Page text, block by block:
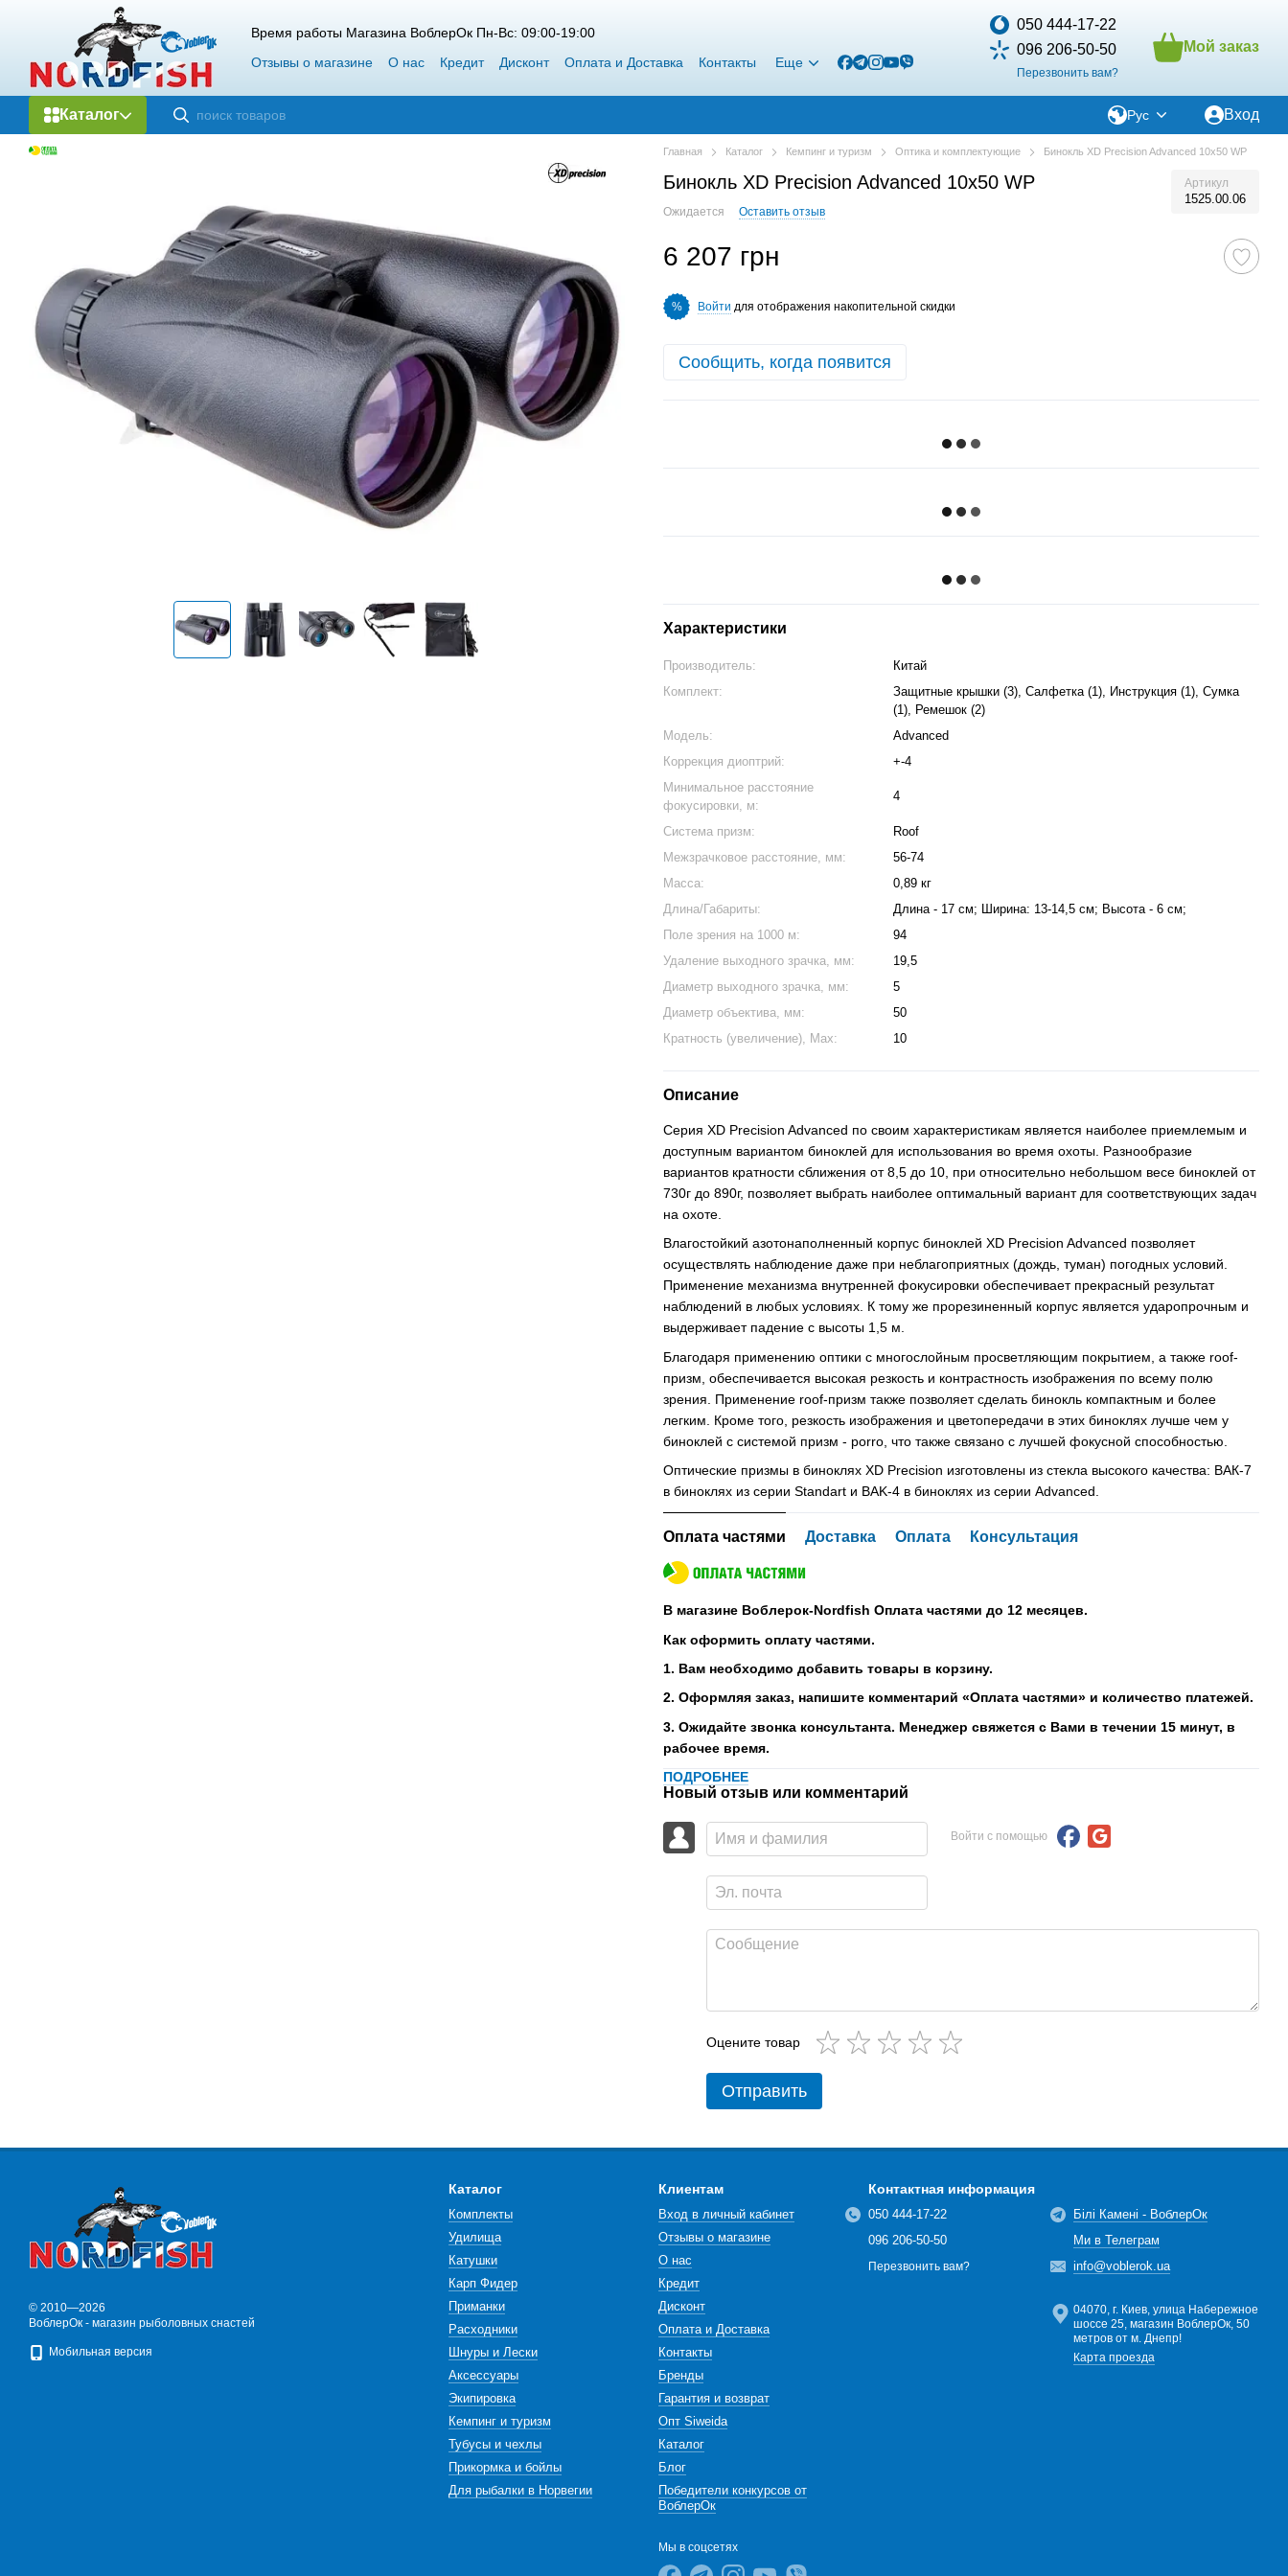
Перейти к основному контенту
Время работы Магазина ВоблерОк Пн-Вс: 09:00-19:00
Отзывы о магазине
О нас Кредит Дисконт Оплата и Доставка Контакты Еще
050 444-17-22
096 206-50-50
Перезвонить вам?
Мой заказ
Каталог Рус Вход
Главная Каталог Кемпинг и туризм Оптика и комплектующие Бинокль XD Precision Advanced 10х50 WP
Бинокль XD Precision Advanced 10х50 WP Артикул
1525.00.06
Ожидается Оставить отзыв
6 207 грн
% Войти для отображения накопительной скидки
Сообщить, когда появится
Характеристики
Производитель:
Китай
Комплект:
Защитные крышки (3), Салфетка (1), Инструкция (1), Сумка
(1), Ремешок (2)
Модель:
Advanced
Коррекция диоптрий:
+-4
Минимальное расстояние
фокусировки, м:
4
Система призм:
Roof
Межзрачковое расстояние, мм:
56-74
Масса:
0,89 кг
Длина/Габариты:
Длина - 17 см; Ширина: 13-14,5 см; Высота - 6 см;
Поле зрения на 1000 м:
94
Удаление выходного зрачка, мм:
19,5
Диаметр выходного зрачка, мм:
5
Диаметр объектива, мм:
50
Кратность (увеличение), Max:
10
Описание
Серия XD Precision Advanced по своим характеристикам является наиболее приемлемым и
доступным вариантом биноклей для использования во время охоты. Разнообразие
вариантов кратности сближения от 8,5 до 10, при относительно небольшом весе биноклей от
730г до 890г, позволяет выбрать наиболее оптимальный вариант для соответствующих задач
на охоте.
Влагостойкий азотонаполненный корпус биноклей XD Precision Advanced позволяет
осуществлять наблюдение даже при неблагоприятных (дождь, туман) погодных условий.
Применение механизма внутренней фокусировки обеспечивает прекрасный результат
наблюдений в любых условиях. К тому же прорезиненный корпус является ударопрочным и
выдерживает падение с высоты 1,5 м.
Благодаря применению оптики с многослойным просветляющим покрытием, а также roof-
призм, обеспечивается высокая резкость и контрастность изображения по всему полю
зрения. Применение roof-призм также позволяет сделать бинокль компактным и более
легким. Кроме того, резкость изображения и цветопередачи в этих биноклях лучше чем у
биноклей с системой призм - porro, что также связано с лучшей фокусной способностью.
Оптические призмы в биноклях XD Precision изготовлены из стекла высокого качества: ВАК-7
в биноклях из серии Standart и BAK-4 в биноклях из серии Advanced.
Оплата частями Доставка Оплата Консультация
В магазине Воблерок-Nordfish Оплата частями до 12 месяцев.
Как оформить оплату частями.
1. Вам необходимо добавить товары в корзину.
2. Оформляя заказ, напишите комментарий «Оплата частями» и количество платежей.
3. Ожидайте звонка консультанта. Менеджер свяжется с Вами в течении 15 минут, в
рабочее время.
ПОДРОБНЕЕ
Новый отзыв или комментарий
Войти с помощью
Оцените товар
Отправить
© 2010—2026
ВоблерОк - магазин рыболовных снастей
Мобильная версия
Каталог
Комплекты
Удилища
Катушки
Карп Фидер
Приманки
Расходники
Шнуры и Лески
Аксессуары
Экипировка
Кемпинг и туризм
Тубусы и чехлы
Прикормка и бойлы
Для рыбалки в Норвегии
Клиентам
Вход в личный кабинет
Отзывы о магазине
О нас
Кредит
Дисконт
Оплата и Доставка
Контакты
Бренды
Гарантия и возврат
Опт Siweida
Каталог
Блог
Победители конкурсов от
ВоблерОк
Мы в соцсетях
Контактная информация
050 444-17-22
096 206-50-50
Перезвонить вам?
Білі Камені - ВоблерОк
Ми в Телеграм
info@voblerok.ua
04070, г. Киев, улица Набережное
шоссе 25, магазин ВоблерОк, 50
метров от м. Днепр!
Карта проезда